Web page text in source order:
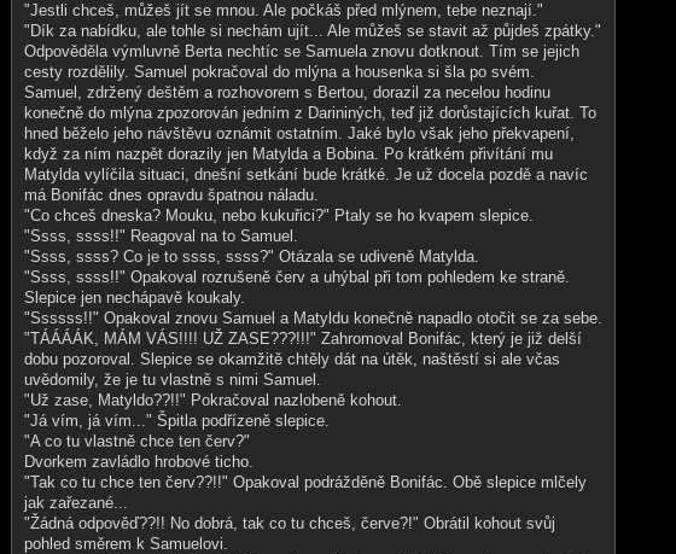
"Jestli chceš, můžeš jít se mnou. Ale počkáš před mlýnem, tebe neznají."
"Dík za nabídku, ale tohle si nechám ujít... Ale můžeš se stavit až půjdeš zpátky."
Odpověděla výmluvně Berta nechtíc se Samuela znovu dotknout. Tím se jejich
cesty rozdělily. Samuel pokračoval do mlýna a housenka si šla po svém.
Samuel, zdržený deštěm a rozhovorem s Bertou, dorazil za necelou hodinu
konečně do mlýna zpozorován jedním z Darininých, teď již dorůstajících kuřat. To
hned běželo jeho návštěvu oznámit ostatním. Jaké bylo však jeho překvapení,
když za ním nazpět dorazily jen Matylda a Bobina. Po krátkém přivítání mu
Matylda vylíčila situaci, dnešní setkání bude krátké. Je už docela pozdě a navíc
má Bonifác dnes opravdu špatnou náladu.
"Co chceš dneska? Mouku, nebo kukuřici?" Ptaly se ho kvapem slepice.
"Ssss, ssss!!" Reagoval na to Samuel.
"Ssss, ssss? Co je to ssss, ssss?" Otázala se udiveně Matylda.
"Ssss, ssss!!" Opakoval rozrušeně červ a uhýbal při tom pohledem ke straně.
Slepice jen nechápavě koukaly.
"Ssssss!!" Opakoval znovu Samuel a Matyldu konečně napadlo otočit se za sebe.
"TÁÁÁÁK, MÁM VÁS!!!! UŽ ZASE???!!!" Zahromoval Bonifác, který je již delší
dobu pozoroval. Slepice se okamžitě chtěly dát na útěk, naštěstí si ale včas
uvědomily, že je tu vlastně s nimi Samuel.
"Už zase, Matyldo??!!" Pokračoval nazlobeně kohout.
"Já vím, já vím..." Špitla podřízeně slepice.
"A co tu vlastně chce ten červ?"
Dvorkem zavládlo hrobové ticho.
"Tak co tu chce ten červ??!!" Opakoval podrážděně Bonifác. Obě slepice mlčely
jak zařezané...
"Žádná odpověď??!! No dobrá, tak co tu chceš, červe?!" Obrátil kohout svůj
pohled směrem k Samuelovi.